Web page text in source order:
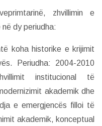
zhvillimin e
dy periudha:
koha historike e krijimit
Periudha: 2004-2010
institucional të
akademik dhe
e emergjencës filloi të
akademik, konceptual